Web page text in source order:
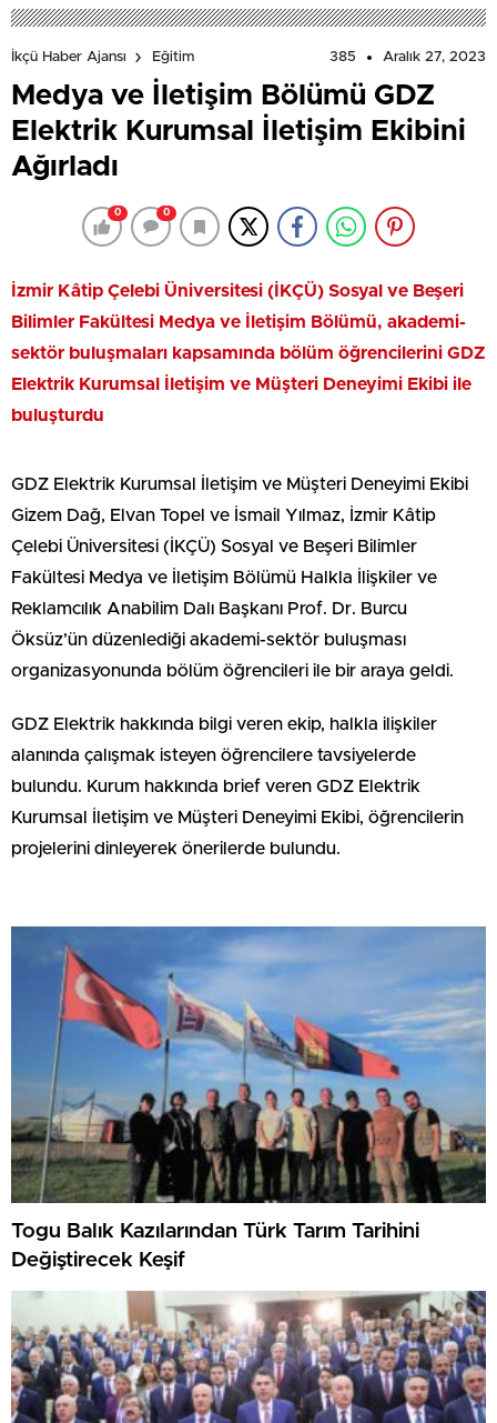
İkçü Haber Ajansı Eğitim 385 Aralık 27, 2023
Medya ve İletişim Bölümü GDZ
Elektrik Kurumsal İletişim Ekibini
Ağırladı
0 0
İzmir Kâtip Çelebi Üniversitesi (İKÇÜ) Sosyal ve Beşeri
Bilimler Fakültesi Medya ve İletişim Bölümü, akademi-
sektör buluşmaları kapsamında bölüm öğrencilerini GDZ
Elektrik Kurumsal İletişim ve Müşteri Deneyimi Ekibi ile
buluşturdu
GDZ Elektrik Kurumsal İletişim ve Müşteri Deneyimi Ekibi
Gizem Dağ, Elvan Topel ve İsmail Yılmaz, İzmir Kâtip
Çelebi Üniversitesi (İKÇÜ) Sosyal ve Beşeri Bilimler
Fakültesi Medya ve İletişim Bölümü Halkla İlişkiler ve
Reklamcılık Anabilim Dalı Başkanı Prof. Dr. Burcu
Öksüz’ün düzenlediği akademi-sektör buluşması
organizasyonunda bölüm öğrencileri ile bir araya geldi.
GDZ Elektrik hakkında bilgi veren ekip, halkla ilişkiler
alanında çalışmak isteyen öğrencilere tavsiyelerde
bulundu. Kurum hakkında brief veren GDZ Elektrik
Kurumsal İletişim ve Müşteri Deneyimi Ekibi, öğrencilerin
projelerini dinleyerek önerilerde bulundu.
Togu Balık Kazılarından Türk Tarım Tarihini
Değiştirecek Keşif